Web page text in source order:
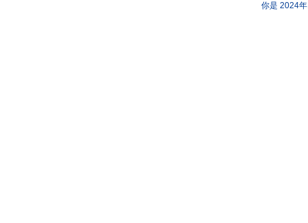
你是 2024